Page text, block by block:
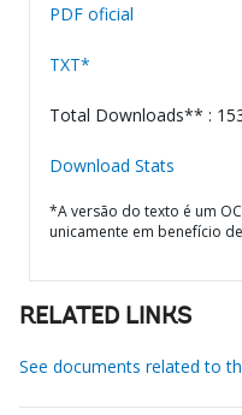
PDF oficial
TXT*
Total Downloads** :
Download Stats
*A versão do texto é um
unicamente em benefício
RELATED LINKS
See documents related to